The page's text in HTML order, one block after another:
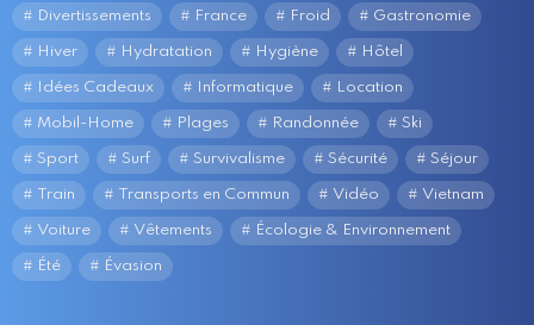
Divertissements France Froid Gastronomie
Hiver Hydratation Hygiène Hôtel
Idées Cadeaux Informatique Location
Mobil-Home Plages Randonnée Ski
Sport Surf Survivalisme Sécurité Séjour
Train Transports en Commun Vidéo Vietnam
Voiture Vêtements Écologie & Environnement
Été Évasion